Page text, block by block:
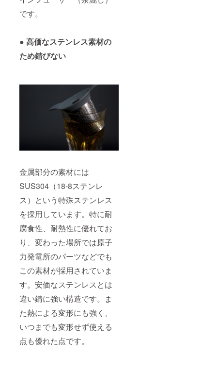
です。
● 高価なステンレス素材の
ため錆びない
金属部分の素材には
SUS304（18-8ステンレ
ス）という特殊ステンレス
を採用しています。特に耐
腐食性、耐熱性に優れてお
り、変わった場所では原子
力発電所のパーツなどでも
この素材が採用されていま
す。安価なステンレスとは
違い錆に強い構造です。ま
た熱による変形にも強く、
いつまでも変形せず使える
点も優れた点です。